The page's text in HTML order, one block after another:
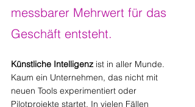
messbarer Mehrwert für das
Geschäft entsteht.
Künstliche Intelligenz ist in aller Munde.
Kaum ein Unternehmen, das nicht mit
neuen Tools experimentiert oder
Pilotprojekte startet. In vielen Fällen